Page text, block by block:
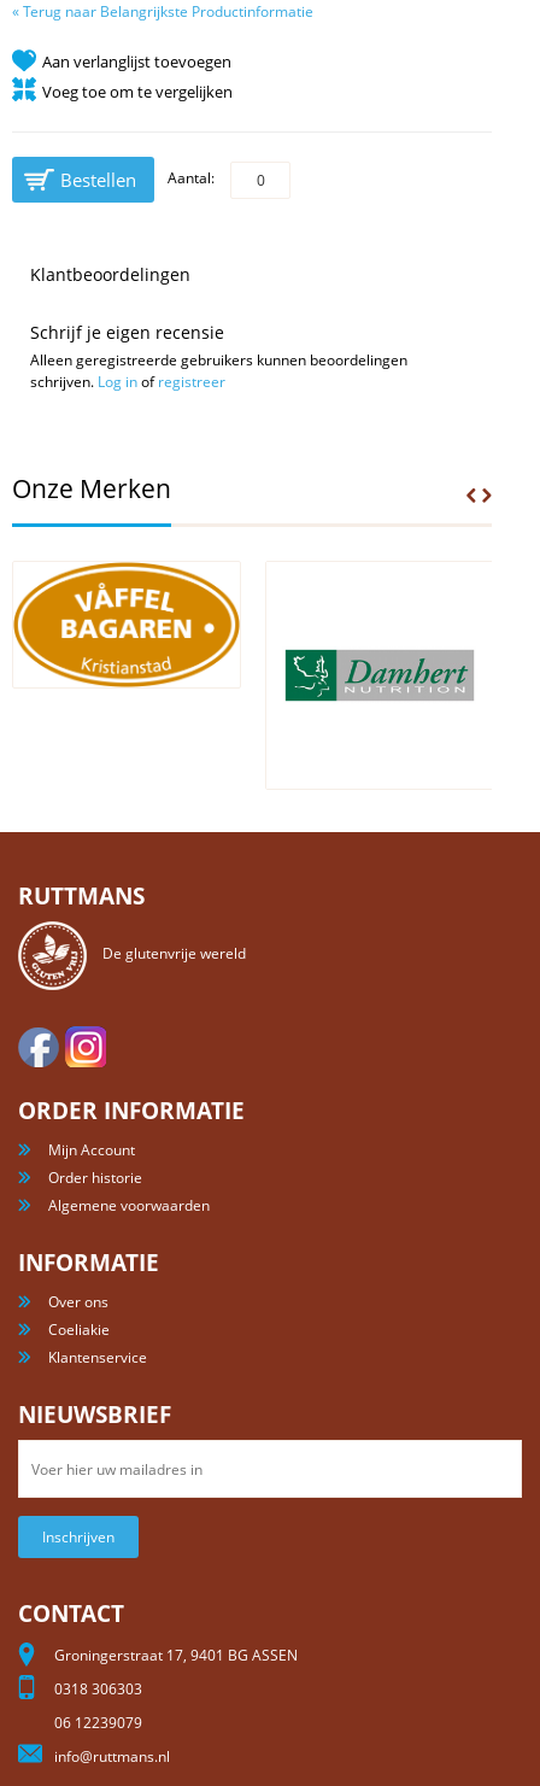
«Terug naar Belangrijkste Productinformatie
Aan verlanglijst toevoegen
Voeg toe om te vergelijken
Bestellen Aantal:
Klantbeoordelingen
Schrijf je eigen recensie
Alleen geregistreerde gebruikers kunnen beoordelingen
schrijven. Log inofregistreer
Onze Merken
RUTTMANS
De glutenvrije wereld
ORDER INFORMATIE
Mijn Account
Order historie
Algemene voorwaarden
INFORMATIE
Over ons
Coeliakie
Klantenservice
NIEUWSBRIEF
Inschrijven
CONTACT
Groningerstraat 17, 9401 BG ASSEN
0318 306303
06 12239079
info@ruttmans.nl